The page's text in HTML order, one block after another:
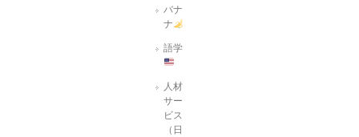
バナ
ナ
語学
人材
サー
ビス
（日